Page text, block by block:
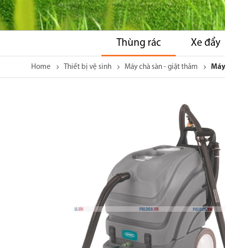
Thùng rác Xe đẩy
Home Thiết bị vệ sinh Máy chà sàn - giặt thảm